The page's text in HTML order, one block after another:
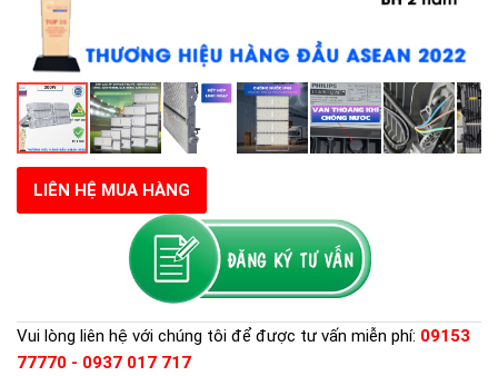
LIÊN HỆ MUA HÀNG
Vui lòng liên hệ với chúng tôi để được tư vấn miễn phí: 09153
77770 - 0937 017 717